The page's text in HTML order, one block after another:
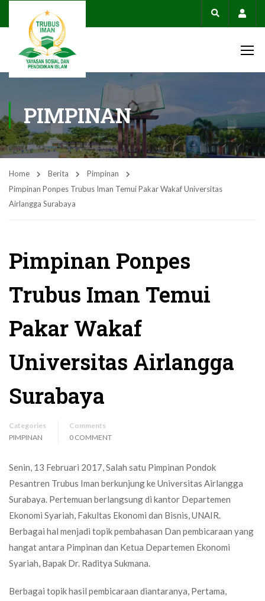
PIMPINAN
Home Berita
Pimpinan
Pimpinan Ponpes Trubus Iman Temui Pakar Wakaf Universitas
Airlangga Surabaya
Pimpinan Ponpes
Trubus Iman Temui
Pakar Wakaf
Universitas Airlangga
Surabaya
Categories
PIMPINAN
Comments
0 COMMENT
Senin, 13 Februari 2017, Salah satu Pimpinan Pondok
Pesantren Trubus Iman berkunjung ke Universitas Airlangga
Surabaya. Pertemuan berlangsung di kantor Departemen
Ekonomi Syariah, Fakultas Ekonomi dan Bisnis, UNAIR.
Berbagai hal menjadi topik pembahasan Dan pembicaraan yang
hangat antara Pimpinan dan Ketua Departemen Ekonomi
Syariah, Bapak Dr. Raditya Sukmana.
Berbagai topik hasil pembicaraan diantaranya, Pertama,